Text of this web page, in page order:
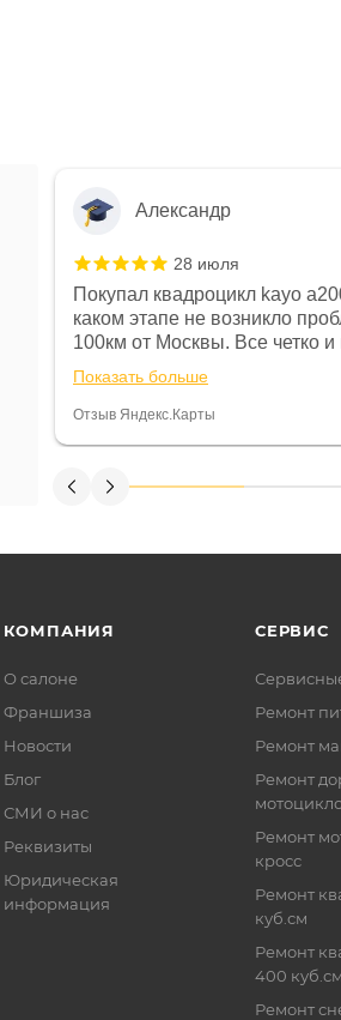
Александр
28 июля
Покупал квадроцикл kayo
каком этапе не возникло
100км от Москвы. Все четко
спидометре всегда был 0,
постоянно были на связи и в
Считаю, что это говорит о
Показать больше
Отзыв Яндекс.Карты
КОМПАНИЯ
О салоне
Франшиза
Новости
Блог
СМИ о нас
Реквизиты
Юридическая
информация
СЕРВИС
Ремонт
Ремонт
Ремонт
Ремонт
кросс
Ремонт
куб.см
Ремонт
400 куб.см
Ремонт